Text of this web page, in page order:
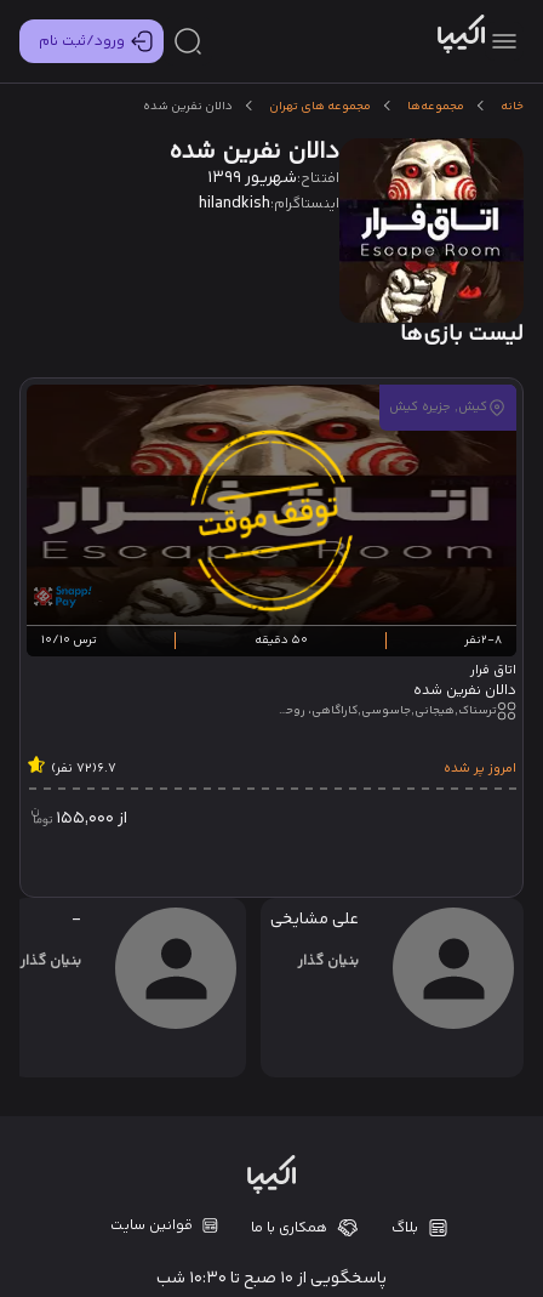
ورود/ثبت نام
خانه مجموعه‌ها مجموعه های تهران دالان نفرین شده
دالان نفرین شده
افتتاح:شهریور 1399
اینستاگرام:hilandkish
لیست بازی‌ها
کیش, جزیره کیش
2-8نفر 50 دقیقه ترس 10/10
اتاق فرار
دالان نفرین شده
ترسناک,هیجانی,جاسوسی,کاراگاهی، روحی_جنی,تئاتر تعاملی
امروز پر شده 6.7(72 نفر)
از155,000
علی مشایخی
بنیان گذار
-
بنیان گذار
بلاگ همکاری با ما قوانین سایت
پاسخگویی از ۱۰ صبح تا ۱۰:۳۰ شب